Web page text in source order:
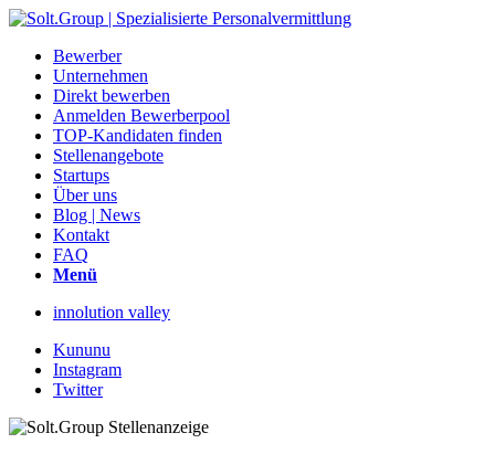
Bewerber
Unternehmen
Direkt bewerben
Anmelden Bewerberpool
TOP-Kandidaten finden
Stellenangebote
Startups
Über uns
Blog | News
Kontakt
FAQ
Menü
innolution valley
Kununu
Instagram
Twitter